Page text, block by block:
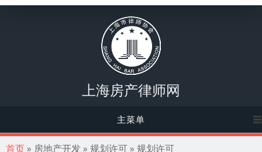
上海房产律师网
主菜单
你在这里
首页» 房地产开发 » 规划许可 » 规划许可